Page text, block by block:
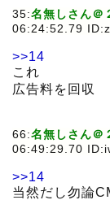
35:名無しさん＠
06:24:52.79
>>14
これ
広告料を回収
66:名無しさん＠
06:49:29.70
>>14
当然だし勿論